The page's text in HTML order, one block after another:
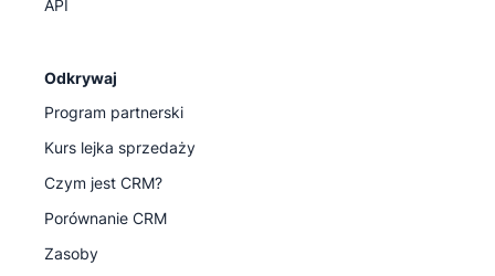
API
Odkrywaj
Program partnerski
Kurs lejka sprzedaży
Czym jest CRM?
Porównanie CRM
Zasoby